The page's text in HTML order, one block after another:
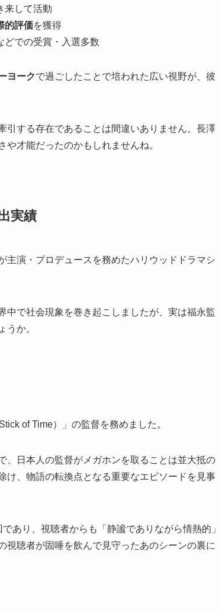
来して活動
的評価を獲得
どでの受賞・入選多数
ヨークで過ごしたことで培われた広い視野が、彼
引する存在であることは間違いありません。長澤
才能だったのかもしれませんね。
実績
主演・プロデュースを務めたハリウッドドラマシ
中で社会現象を巻き起こしましたが、実は福永監
うか。
of Time）」の監督を務めました。
、日本人の監督がメガホンを取ることは並大抵の
け、物語の転換点となる重要なエピソードを見事
あり、視聴者からも「静謐でありながら情熱的」
視聴者が固唾を飲んで見守ったあのシーンの裏に